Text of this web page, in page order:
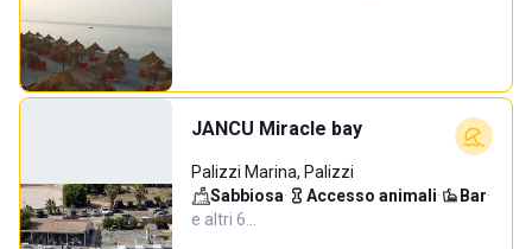
JANCU Miracle bay
Palizzi Marina, Palizzi
Sabbiosa· Accesso animali· Bar·
e altri 6…